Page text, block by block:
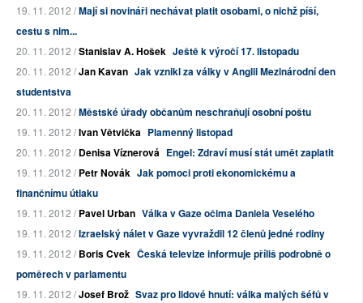
19. 11. 2012 /Mají si novináři nechávat platit osobami, o nichž píší,
cestu s nim...
20. 11. 2012 /Stanislav A. Hošek Ještě k výročí 17. listopadu
20. 11. 2012 /Jan Kavan Jak vznikl za války v Anglii Mezinárodní den
studentstva
20. 11. 2012 /Městské úřady občanům neschraňují osobní poštu
19. 11. 2012 /Ivan Větvička Plamenný listopad
20. 11. 2012 /Denisa Víznerová Engel: Zdraví musí stát umět zaplatit
19. 11. 2012 /Petr Novák Jak pomoci proti ekonomickému a
finančnímu útlaku
19. 11. 2012 /Pavel Urban Válka v Gaze očima Daniela Veselého
19. 11. 2012 /Izraelský nálet v Gaze vyvraždil 12 členů jedné rodiny
19. 11. 2012 /Boris Cvek Česká televize informuje příliš podrobně o
poměrech v parlamentu
19. 11. 2012 /Josef Brož Svaz pro lidové hnutí: válka malých šéfů v